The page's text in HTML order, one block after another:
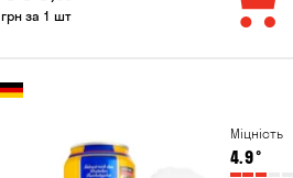
грн за 1 шт
Міцність
4.9°